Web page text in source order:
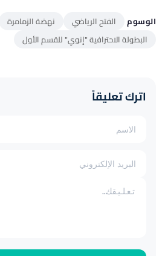
الوسوم الفتح الرياضي
نهضة الزمامرة
البطولة الاحترافية "إنوي" للقسم الأول
اترك تعليقاً